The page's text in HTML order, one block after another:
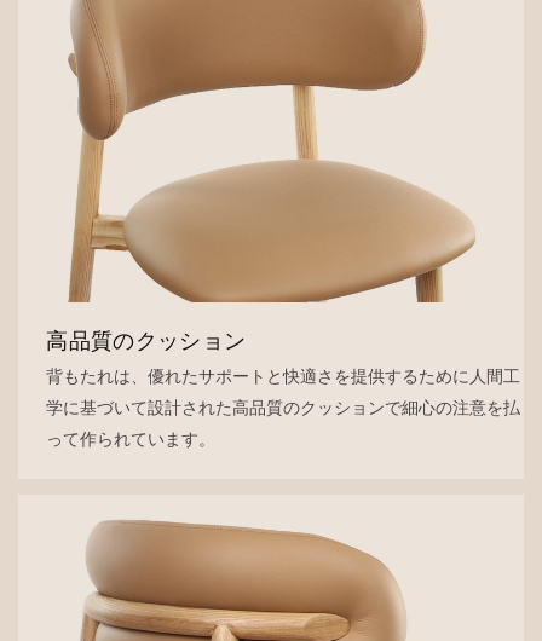
高品質のクッション
背もたれは、優れたサポートと快適さを提供するために人間工
学に基づいて設計された高品質のクッションで細心の注意を払
って作られています。